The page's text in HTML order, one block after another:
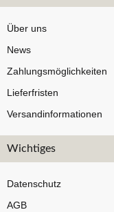
Über uns
News
Zahlungsmöglichkeiten
Lieferfristen
Versandinformationen
Wichtiges
Datenschutz
AGB